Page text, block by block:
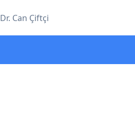
Dr. Can Çiftçi